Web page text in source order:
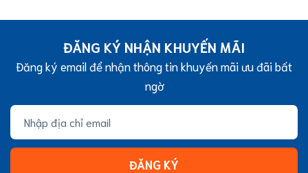
ĐĂNG KÝ NHẬN KHUYẾN MÃI
Đăng ký email để nhận thông tin khuyến mãi ưu đãi bất
ngờ
ĐĂNG KÝ